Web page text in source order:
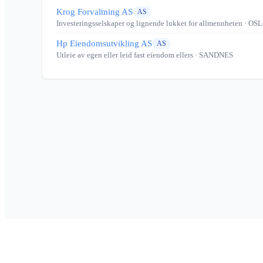
Krog Forvaltning AS AS
Investeringsselskaper og lignende lukket for allmennheten ·
Hp Eiendomsutvikling AS AS
Utleie av egen eller leid fast eiendom ellers · SANDNES